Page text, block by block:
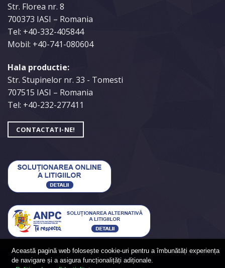
Str. Florea nr. 8
700373 IASI – Romania
Tel: +40-332-405844
Mobil: +40-741-080604
Hala productie:
Str. Stupinelor nr. 33 - Tomesti
707515 IASI – Romania
Tel: +40-232-277411
CONTACTATI-NE!
Webdesign byCRYO
Această pagină web folosește cookie-uri pentru a îmbunătăți experiența
de navigare și a asigura funcționalițăți adiționale.